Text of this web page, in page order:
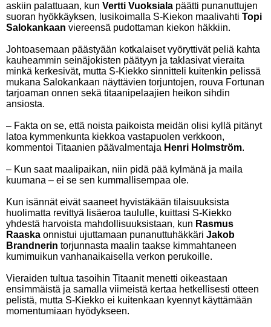
askiin palattuaan, kun Vertti Vuoksiala päätti punanuttujen
suoran hyökkäyksen, lusikoimalla S-Kiekon maalivahti Topi
Salokankaan viereensä pudottaman kiekon häkkiin.
Johtoasemaan päästyään kotkalaiset vyöryttivät peliä kahta
kauheammin seinäjokisten päätyyn ja taklasivat vieraita
minkä kerkesivät, mutta S-Kiekko sinnitteli kuitenkin pelissä
mukana Salokankaan näyttävien torjuntojen, rouva Fortunan
tarjoaman onnen sekä titaanipelaajien heikon sihdin
ansiosta.
– Fakta on se, että noista paikoista meidän olisi kyllä pitänyt
latoa kymmenkunta kiekkoa vastapuolen verkkoon,
kommentoi Titaanien päävalmentaja Henri Holmström.
– Kun saat maalipaikan, niin pidä pää kylmänä ja maila
kuumana – ei se sen kummallisempaa ole.
Kun isännät eivät saaneet hyvistäkään tilaisuuksista
huolimatta revittyä lisäeroa taululle, kuittasi S-Kiekko
yhdestä harvoista mahdollisuuksistaan, kun Rasmus
Raaska onnistui ujuttamaan punanuttuhäkkäri Jakob
Brandnerin torjunnasta maalin taakse kimmahtaneen
kumimuikun vanhanaikaisella verkon perukoille.
Vieraiden tultua tasoihin Titaanit menetti oikeastaan
ensimmäistä ja samalla viimeistä kertaa hetkellisesti otteen
pelistä, mutta S-Kiekko ei kuitenkaan kyennyt käyttämään
momentumiaan hyödykseen.